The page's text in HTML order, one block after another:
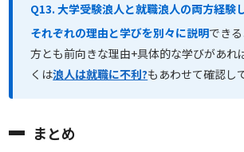
Q13. 大学受験浪人と就職浪人の両方経験
それぞれの理由と学びを別々に説明でき
方とも前向きな理由+具体的な学びがあれ
くは浪人は就職に不利?もあわせて確認し
まとめ